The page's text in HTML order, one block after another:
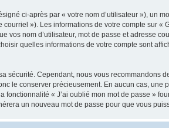
ci-après par « votre nom d’utilisateur »), un
»). Les informations de votre compte sur
vos nom d’utilisateur, mot de passe et adresse
quelles informations de votre compte sont
sécurité. Cependant, nous vous recommandons
le conserver précieusement. En aucun cas,
fonctionnalité « J’ai oublié mon mot de passe »
un nouveau mot de passe pour que vous